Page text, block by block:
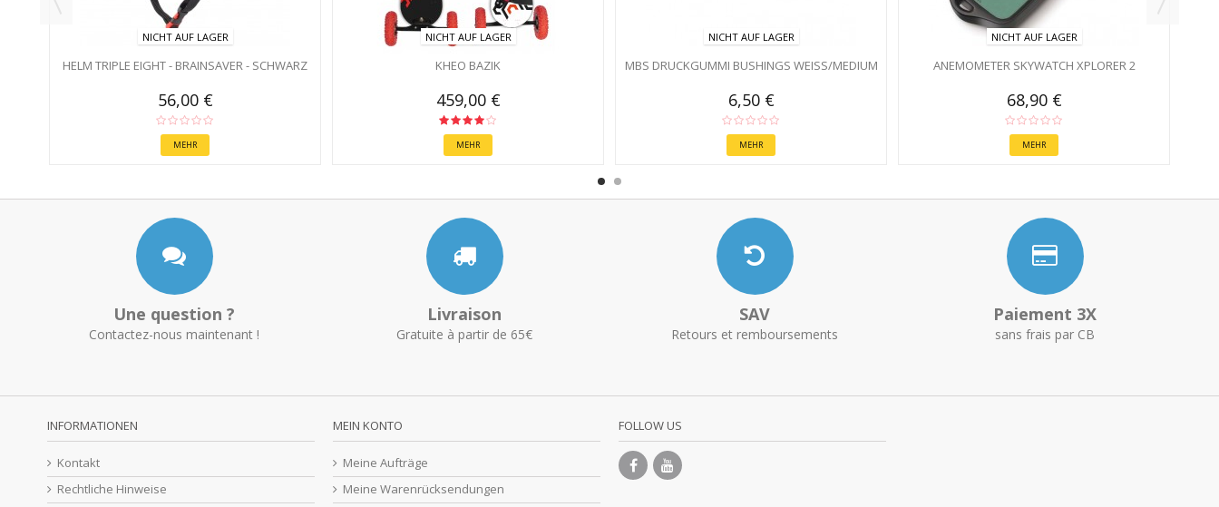
NICHT AUF LAGER
HELM TRIPLE EIGHT - BRAINSAVER - SCHWARZ
56,00 €
MEHR
NICHT AUF LAGER
KHEO BAZIK
459,00 €
MEHR
NICHT AUF LAGER
MBS DRUCKGUMMI BUSHINGS WEISS/MEDIUM
6,50 €
MEHR
NICHT AUF LAGER
ANEMOMETER SKYWATCH XPLORER 2
68,90 €
MEHR
Une question ?
Contactez-nous maintenant !
Livraison
Gratuite à partir de 65€
SAV
Retours et remboursements
Paiement 3X
sans frais par CB
INFORMATIONEN
Kontakt
Rechtliche Hinweise
MEIN KONTO
Meine Aufträge
Meine Warenrücksendungen
FOLLOW US